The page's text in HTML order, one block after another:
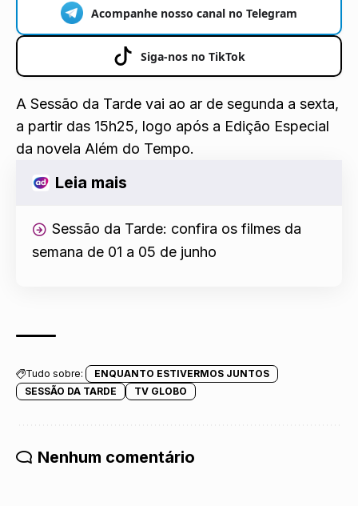
Acompanhe nosso canal no Telegram
Siga-nos no TikTok
A Sessão da Tarde vai ao ar de segunda a sexta,
a partir das 15h25, logo após a Edição Especial
da novela Além do Tempo.
Leia mais
Sessão da Tarde: confira os filmes da
semana de 01 a 05 de junho
Tudo sobre:
ENQUANTO ESTIVERMOS JUNTOS
SESSÃO DA TARDE
TV GLOBO
Nenhum comentário